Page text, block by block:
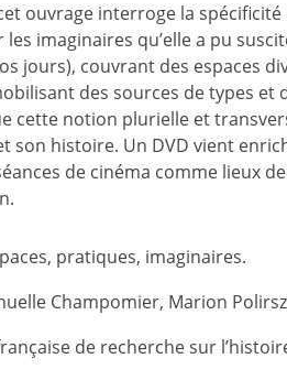
ouvrage interroge la spécificité
imaginaires qu’elle a pu
jours), couvrant des espaces
des sources de types et
notion plurielle et
son histoire. Un DVD vient
de cinéma comme lieux
pratiques, imaginaires.
Champomier, Marion
de recherche sur